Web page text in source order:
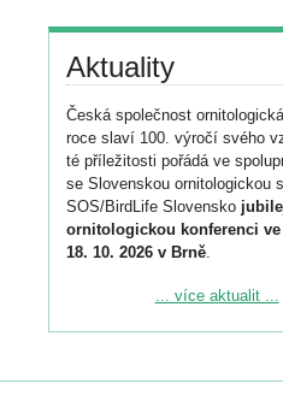
Aktuality
Česká společnost
roce slaví 100. výročí svého
té příležitosti pořádá ve
se Slovenskou ornitologickou
SOS/BirdLife Slovensko
ornitologickou konferenci ve
18. 10. 2026 v Brně
Podrobnější informace ke
Registrovat se můžete do 6.
... více aktualit ...